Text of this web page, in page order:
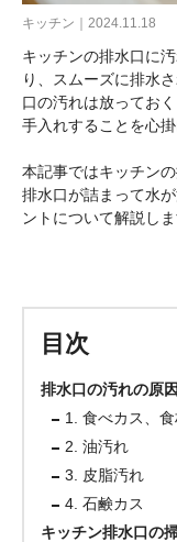
キッチン｜2024.11.18
キッチンの排水口に
り、スムーズに排水
口の汚れは放ってお
手入れすることを心掛
本記事ではキッチン
排水口が詰まって水
ントについて解説しま
目次
排水口の汚れの原
1. 食べカス、食
2. 油汚れ
3. 皮脂汚れ
4. 石鹸カス
キッチン排水口の